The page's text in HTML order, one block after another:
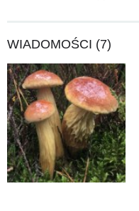
WIADOMOŚCI (7)